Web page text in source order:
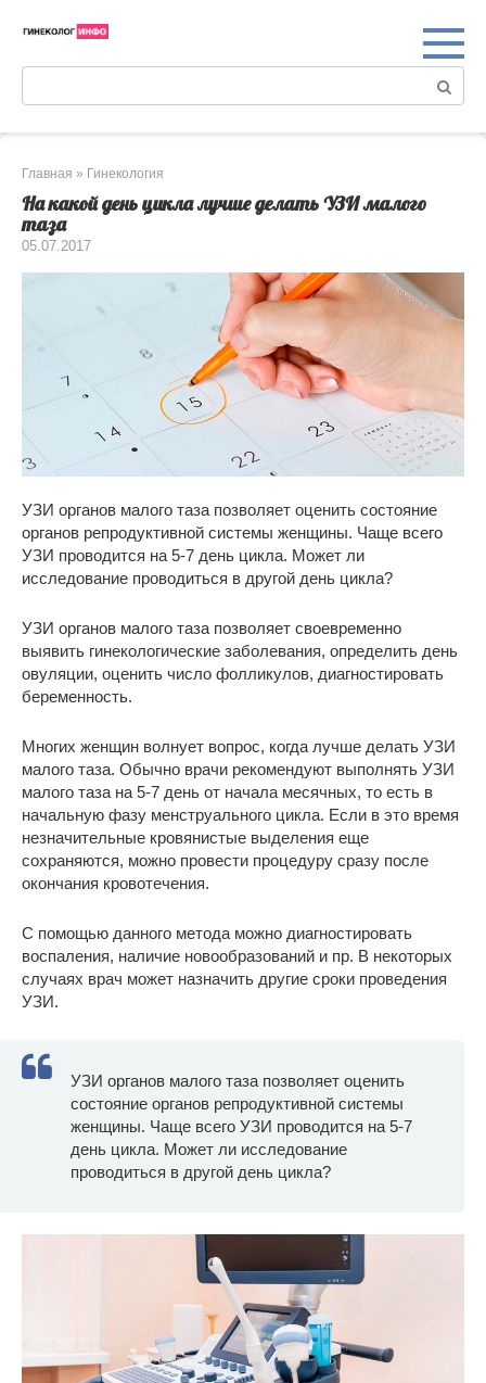
Главная » Гинекология
На какой день цикла лучше делать УЗИ малого
таза
05.07.2017
УЗИ органов малого таза позволяет оценить состояние
органов репродуктивной системы женщины. Чаще всего
УЗИ проводится на 5-7 день цикла. Может ли
исследование проводиться в другой день цикла?
УЗИ органов малого таза позволяет своевременно
выявить гинекологические заболевания, определить день
овуляции, оценить число фолликулов, диагностировать
беременность.
Многих женщин волнует вопрос, когда лучше делать УЗИ
малого таза. Обычно врачи рекомендуют выполнять УЗИ
малого таза на 5-7 день от начала месячных, то есть в
начальную фазу менструального цикла. Если в это время
незначительные кровянистые выделения еще
сохраняются, можно провести процедуру сразу после
окончания кровотечения.
С помощью данного метода можно диагностировать
воспаления, наличие новообразований и пр. В некоторых
случаях врач может назначить другие сроки проведения
УЗИ.
УЗИ органов малого таза позволяет оценить
состояние органов репродуктивной системы
женщины. Чаще всего УЗИ проводится на 5-7
день цикла. Может ли исследование
проводиться в другой день цикла?